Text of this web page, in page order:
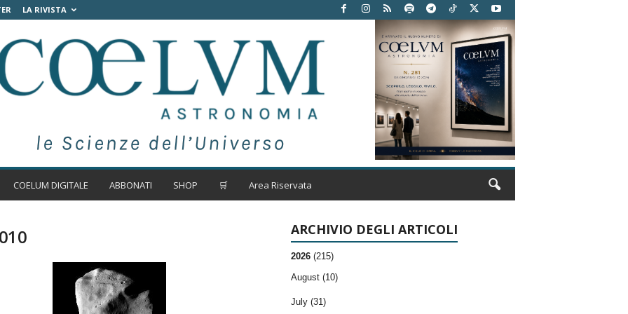
LA RIVISTA
COELUM DIGITALE ABBONATI SHOP 🛒 Area Riservata
ARCHIVIO DEGLI ARTICOLI
2026 (215)
August (10)
July (31)